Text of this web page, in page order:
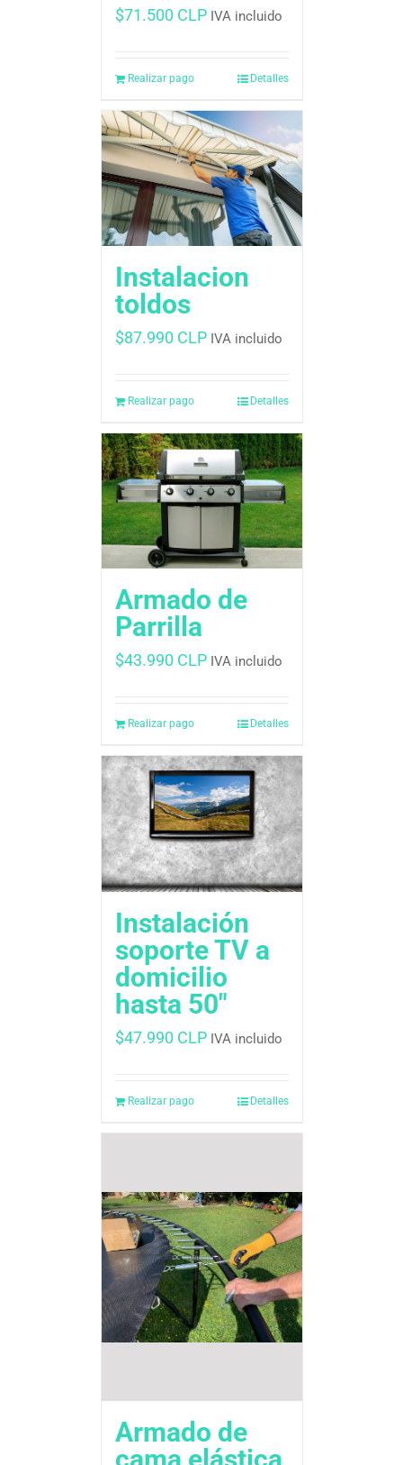
$71.500 CLP IVA incluido
Realizar pago Detalles
Instalacion
toldos
$87.990 CLP IVA incluido
Realizar pago Detalles
Armado de
Parrilla
$43.990 CLP IVA incluido
Realizar pago Detalles
Instalación
soporte TV a
domicilio
hasta 50″
$47.990 CLP IVA incluido
Realizar pago Detalles
Armado de